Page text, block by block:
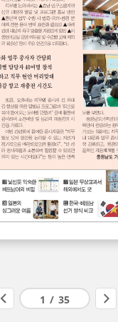
1 / 35